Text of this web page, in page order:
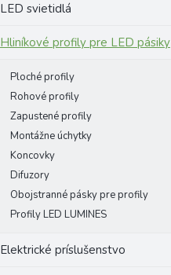
LED svietidlá
Hliníkové profily pre LED pásiky
Ploché profily
Rohové profily
Zapustené profily
Montážne úchytky
Koncovky
Difuzory
Obojstranné pásky pre profily
Profily LED LUMINES
Elektrické príslušenstvo